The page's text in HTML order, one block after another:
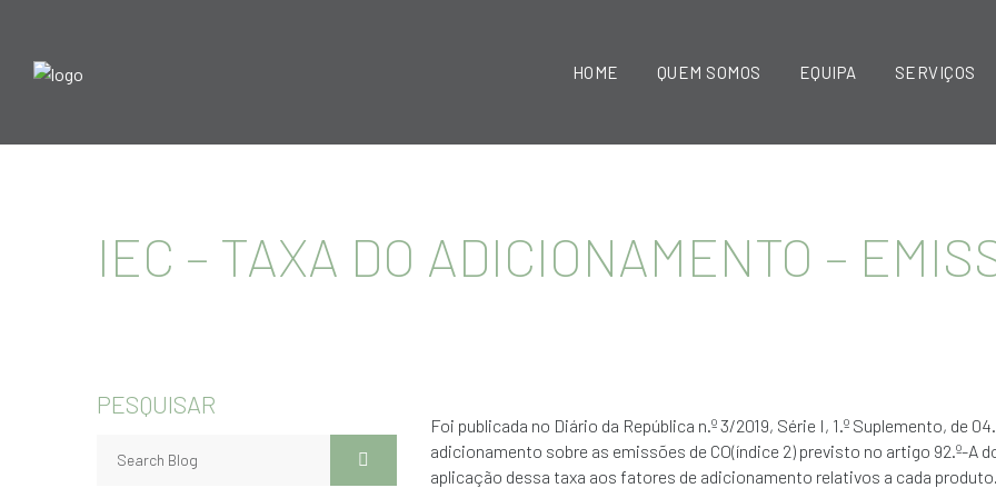
HOME QUEM SOMOS EQUIPA SERVIÇOS
IEC – TAXA DO ADICIONAMENTO –
Foi publicada no Diário da República n.º 3/2019, Série I, 1.º Suplemento, de
adicionamento sobre as emissões de CO(índice 2) previsto no artigo 92.º-A
aplicação dessa taxa aos fatores de adicionamento relativos a cada
PESQUISAR